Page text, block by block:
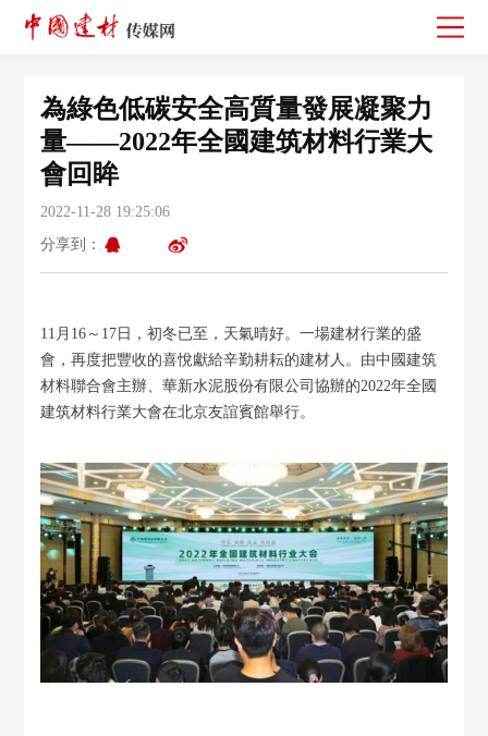
為綠色低碳安全高質量發展凝聚力
量——2022年全國建筑材料行業大
會回眸
2022-11-28 19:25:06
分享到：
11月16～17日，初冬已至，天氣晴好。一場建材行業的盛
會，再度把豐收的喜悅獻給辛勤耕耘的建材人。由中國建筑
材料聯合會主辦、華新水泥股份有限公司協辦的2022年全國
建筑材料行業大會在北京友誼賓館舉行。